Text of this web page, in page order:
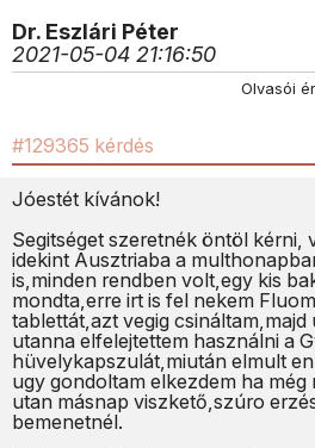
Dr. Eszlári Péter
2021-05-04 21:16:50
Olvasói
#129365 kérdés
Jóestét kívánok!
Segitséget szeretnék öntöl kérni,
idekint Ausztriaba a
is,minden rendben volt,egy kis
mondta,erre irt is fel nekem
tablettát,azt vegig csináltam,majd
utanna elfelejtettem használni a
hüvelykapszulát,miután elmult
ugy gondoltam elkezdem ha még
utan másnap viszkető,szúro
bemenetnél.